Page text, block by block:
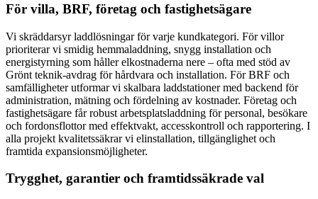
För villa, BRF, företag och fastighetsägare
Vi skräddarsyr laddlösningar för varje kundkategori. För villor
prioriterar vi smidig hemmaladdning, snygg installation och
energistyrning som håller elkostnaderna nere – ofta med stöd av
Grönt teknik-avdrag för hårdvara och installation. För BRF och
samfälligheter utformar vi skalbara laddstationer med backend för
administration, mätning och fördelning av kostnader. Företag och
fastighetsägare får robust arbetsplatsladdning för personal, besökare
och fordonsflottor med effektvakt, accesskontroll och rapportering. I
alla projekt kvalitetssäkrar vi elinstallation, tillgänglighet och
framtida expansionsmöjligheter.
Trygghet, garantier och framtidssäkrade val